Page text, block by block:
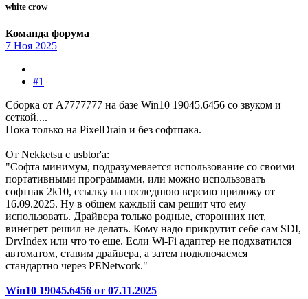
white crow
Команда форума
7 Ноя 2025
#1
Сборка от А7777777 на базе Win10 19045.6456 со звуком и
сеткой....
Пока только на PixelDrain и без софтпака.
От Nekketsu с usbtor'a:
"Софта минимум, подразумевается использование со своими
портативными программами, или можно использовать
софтпак 2k10, ссылку на последнюю версию приложу от
16.09.2025. Ну в общем каждый сам решит что ему
использовать. Драйвера только родные, сторонних нет,
винегрет решил не делать. Кому надо прикрутит себе сам SDI,
DrvIndex или что то еще. Если Wi-Fi адаптер не подхватился
автоматом, ставим драйвера, а затем подключаемся
стандартно через PENetwork."
Win10 19045.6456 от 07.11.2025